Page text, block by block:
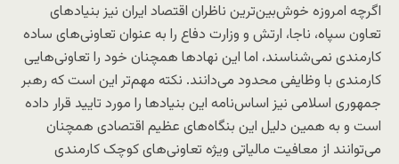
اگرچه امروزه خوش‌بین‌ترین ناظران اقتصاد ایران نیز بنیادهای
تعاون سپاه، ناجا، ارتش و وزارت دفاع را به عنوان تعاونی‌های ساده
کارمندی نمی‌شناسند، اما این نهادها همچنان خود را تعاونی‌هایی
کارمندی با وظایفی محدود می‌دانند. نکته مهم‌تر این است که رهبر
جمهوری اسلامی نیز اساس‌نامه این بنیادها را مورد تایید قرار داده
است و به همین دلیل این بنگاه‌های عظیم اقتصادی همچنان
می‌توانند از معافیت مالیاتی ویژه تعاونی‌های کوچک کارمندی